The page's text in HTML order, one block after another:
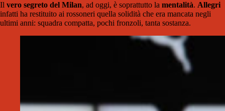
Il vero segreto del Milan, ad oggi, è soprattutto la mentalità. Allegri
infatti ha restituito ai rossoneri quella solidità che era mancata negli
ultimi anni: squadra compatta, pochi fronzoli, tanta sostanza.